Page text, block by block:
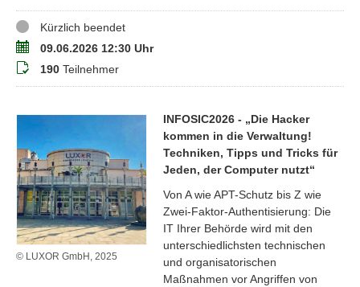
StatusKürzlich beendet
Termin09.06.2026 12:30 Uhr
Teilnehmer
190 Teilnehmer
© LUXOR GmbH, 2025
INFOSIC2026 - „Die Hacker
kommen in die Verwaltung!
Techniken, Tipps und Tricks für
Jeden, der Computer nutzt“
Von A wie APT-Schutz bis Z wie
Zwei-Faktor-Authentisierung: Die
IT Ihrer Behörde wird mit den
unterschiedlichsten technischen
und organisatorischen
Maßnahmen vor Angriffen von